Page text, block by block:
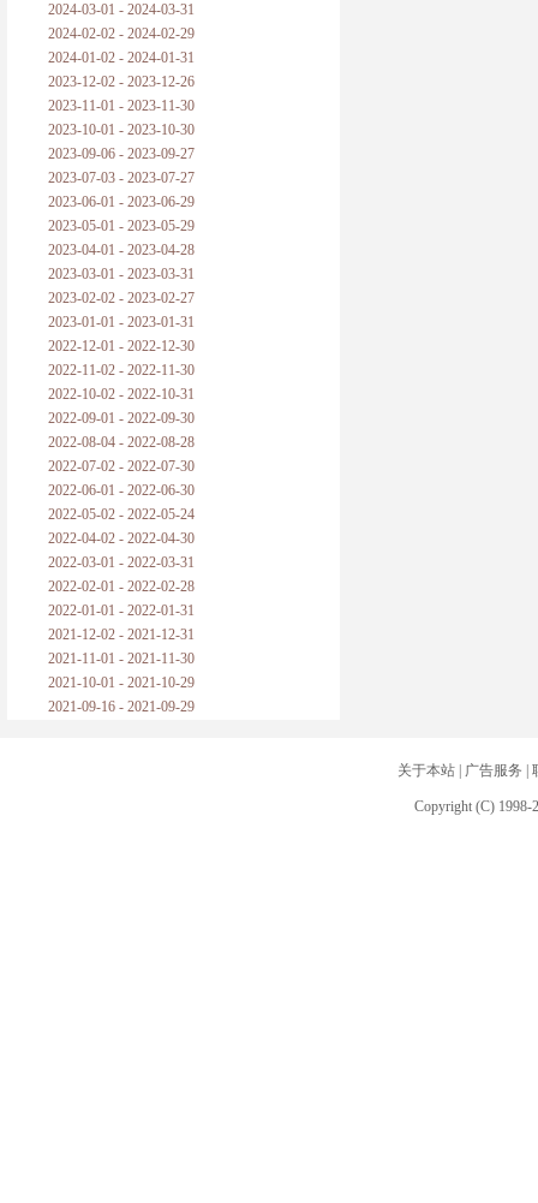
2024-03-01 - 2024-03-31
2024-02-02 - 2024-02-29
2024-01-02 - 2024-01-31
2023-12-02 - 2023-12-26
2023-11-01 - 2023-11-30
2023-10-01 - 2023-10-30
2023-09-06 - 2023-09-27
2023-07-03 - 2023-07-27
2023-06-01 - 2023-06-29
2023-05-01 - 2023-05-29
2023-04-01 - 2023-04-28
2023-03-01 - 2023-03-31
2023-02-02 - 2023-02-27
2023-01-01 - 2023-01-31
2022-12-01 - 2022-12-30
2022-11-02 - 2022-11-30
2022-10-02 - 2022-10-31
2022-09-01 - 2022-09-30
2022-08-04 - 2022-08-28
2022-07-02 - 2022-07-30
2022-06-01 - 2022-06-30
2022-05-02 - 2022-05-24
2022-04-02 - 2022-04-30
2022-03-01 - 2022-03-31
2022-02-01 - 2022-02-28
2022-01-01 - 2022-01-31
2021-12-02 - 2021-12-31
2021-11-01 - 2021-11-30
2021-10-01 - 2021-10-29
2021-09-16 - 2021-09-29
关于本站| 广告服务
Copyright (C) 1998-